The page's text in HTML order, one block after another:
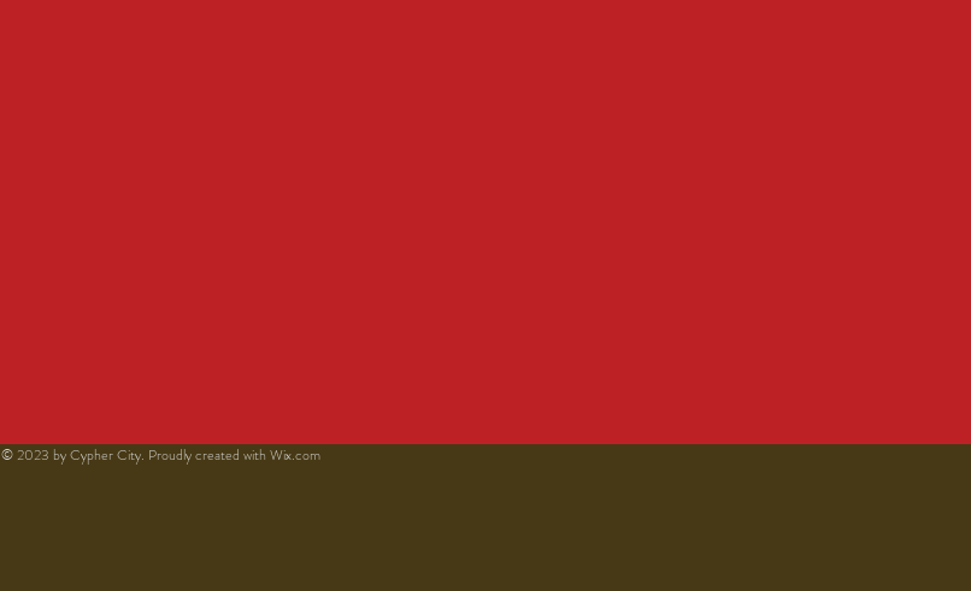
© 2023 by Cypher City. Proudly created with Wix.com